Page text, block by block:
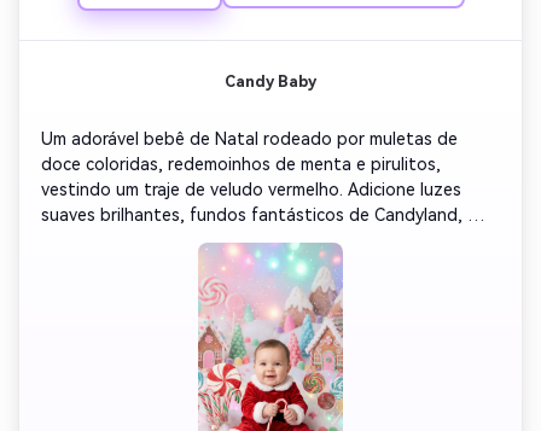
Candy Baby
Um adorável bebê de Natal rodeado por muletas de
doce coloridas, redemoinhos de menta e pirulitos,
vestindo um traje de veludo vermelho. Adicione luzes
suaves brilhantes, fundos fantásticos de Candyland,
faíscas festivas, tons caprichosos e alegres.